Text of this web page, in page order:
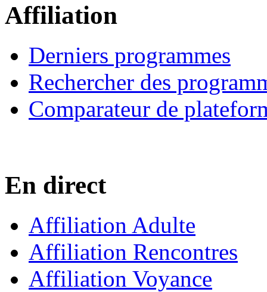
Affiliation
Derniers programmes
Rechercher des
Comparateur de
En direct
Affiliation Adulte
Affiliation Rencontres
Affiliation Voyance